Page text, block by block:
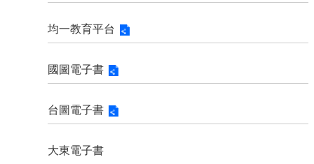
均一教育平台
國圖電子書
台圖電子書
大東電子書